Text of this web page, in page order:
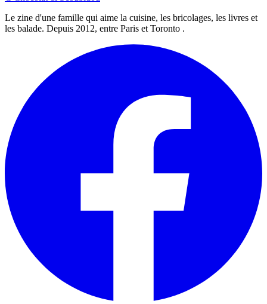
Le zine d'une famille qui aime la cuisine, les bricolages, les livres et
les balade. Depuis 2012, entre Paris et Toronto .